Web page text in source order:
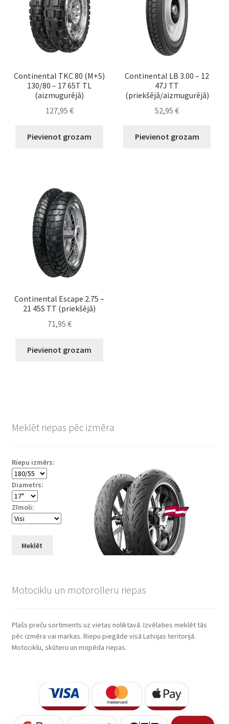
Continental TKC 80 (M+S)
130/80 – 17 65T TL
(aizmugurējā)
127,95 €
Pievienot grozam
Continental LB 3.00 – 12
47J TT
(priekšējā/aizmugurējā)
52,95€
Pievienot grozam
Continental Escape 2.75 –
21 45S TT (priekšējā)
71,95 €
Pievienot grozam
Meklēt riepas pēc izmēra
Riepu izmērs:
Diametrs:
Zīmoli:
Meklēt
Motociklu un motorolleru riepas
Plašs preču sortiments uz vietas noliktavā. Izvēlaties meklēt tās
pēc izmēra vai markas. Riepu piegāde visā Latvijas teritorijā.
Motociklu, skūteru un mopēda riepas.